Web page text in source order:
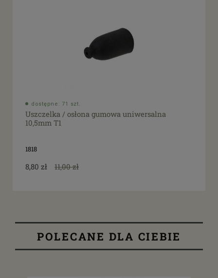
dostępne: 71 szt.
Uszczelka / osłona gumowa uniwersalna
10,5mm T1
1818
8,80 zł 11,00 zł
POLECANE DLA CIEBIE